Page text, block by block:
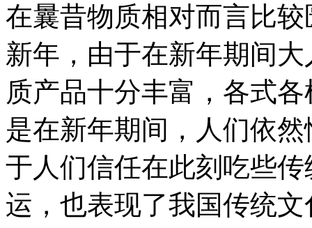
在曩昔物质相对而言比
新年，由于在新年期间
质产品十分丰富，各式
是在新年期间，人们依
于人们信任在此刻吃些
运，也表现了我国传统